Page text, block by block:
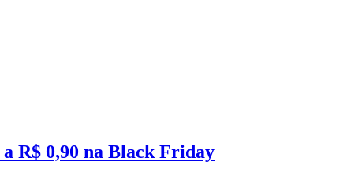
R$ 0,90 na Black Friday